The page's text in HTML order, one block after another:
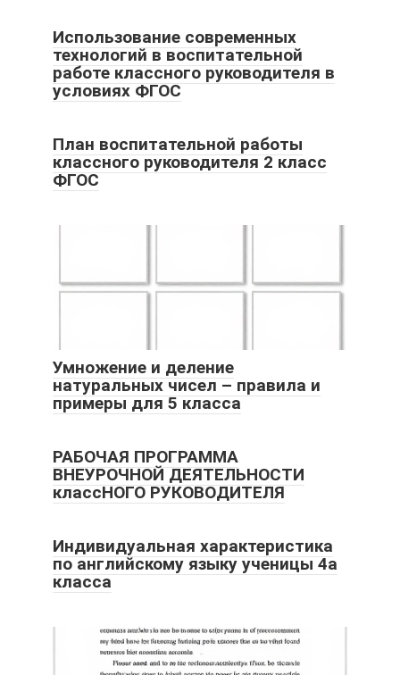
Использование современных
технологий в воспитательной
работе классного руководителя в
условиях ФГОС
План воспитательной работы
классного руководителя 2 класс
ФГОС
Умножение и деление
натуральных чисел – правила и
примеры для 5 класса
РАБОЧАЯ ПРОГРАММА
ВНЕУРОЧНОЙ ДЕЯТЕЛЬНОСТИ
классНОГО РУКОВОДИТЕЛЯ
Индивидуальная характеристика
по английскому языку ученицы 4а
класса